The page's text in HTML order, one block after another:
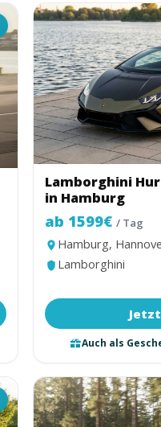
Lamborghini
in Hamburg
ab 1599€ / Tag
Hamburg,
Lamborghini
Auch als